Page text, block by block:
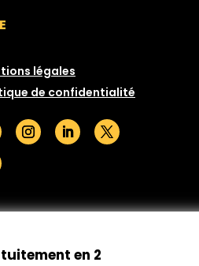
légales
de confidentialité
en 2